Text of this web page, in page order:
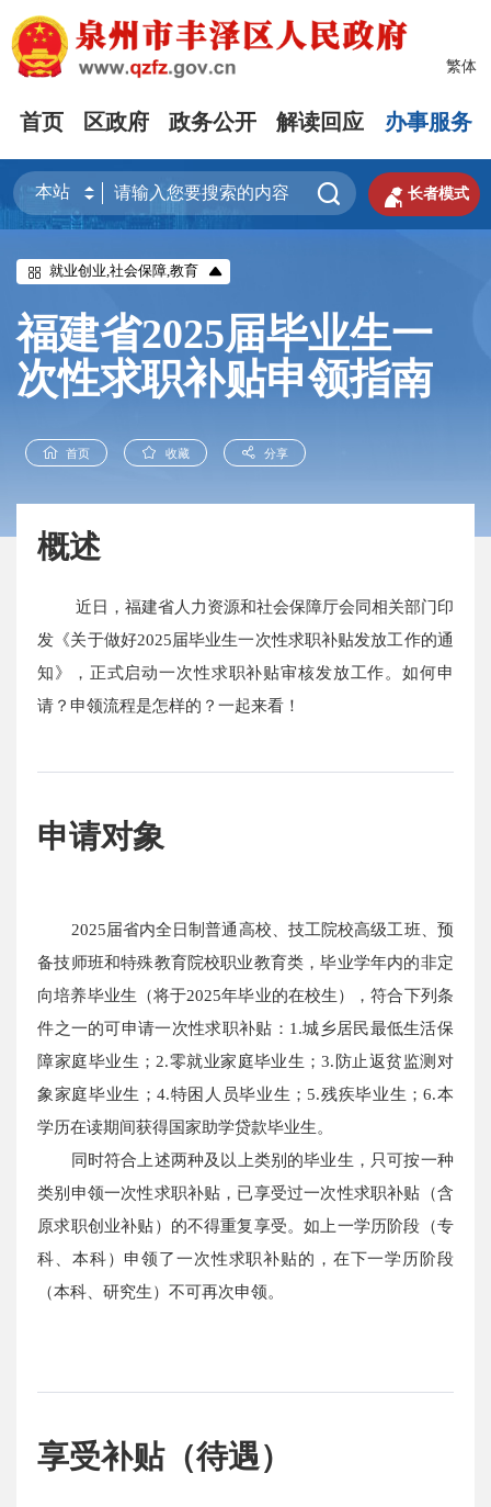
繁体
首页 区政府 政务公开 解读回应 办事服务
  长者模式
就业创业,社会保障,教育
福建省2025届毕业生一
次性求职补贴申领指南
首页 收藏 分享
概述
近日，福建省人力资源和社会保障厅会同相关部门印
发《关于做好2025届毕业生一次性求职补贴发放工作的通
知》，正式启动一次性求职补贴审核发放工作。如何申
请？申领流程是怎样的？一起来看！
申请对象
2025届省内全日制普通高校、技工院校高级工班、预
备技师班和特殊教育院校职业教育类，毕业学年内的非定
向培养毕业生（将于2025年毕业的在校生），符合下列条
件之一的可申请一次性求职补贴：1.城乡居民最低生活保
障家庭毕业生；2.零就业家庭毕业生；3.防止返贫监测对
象家庭毕业生；4.特困人员毕业生；5.残疾毕业生；6.本
学历在读期间获得国家助学贷款毕业生。
同时符合上述两种及以上类别的毕业生，只可按一种
类别申领一次性求职补贴，已享受过一次性求职补贴（含
原求职创业补贴）的不得重复享受。如上一学历阶段（专
科、本科）申领了一次性求职补贴的，在下一学历阶段
（本科、研究生）不可再次申领。
享受补贴（待遇）